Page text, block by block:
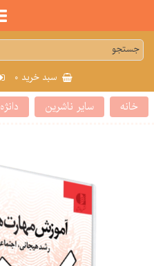
سبد خرید 0
خانه سایر ناشرین دانژه